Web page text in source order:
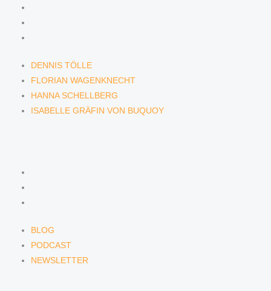
DENNIS TÖLLE
FLORIAN WAGENKNECHT
HANNA SCHELLBERG
ISABELLE GRÄFIN VON BUQUOY
BLOG
PODCAST
NEWSLETTER